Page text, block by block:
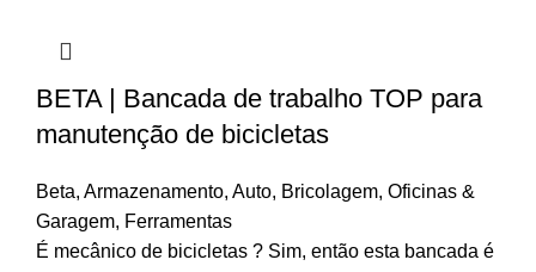
BETA | Bancada de trabalho TOP para
manutenção de bicicletas
Beta, Armazenamento, Auto, Bricolagem, Oficinas &
Garagem, Ferramentas
É mecânico de bicicletas ? Sim, então esta bancada é